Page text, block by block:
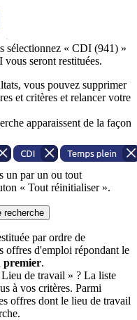
sélectionnez « CDI (941) »
seront restituées.
vous pouvez supprimer
et critères et relancer votre
apparaissent de la façon
un par un ou tout
« Tout réinitialiser ».
recherche
par ordre de
offres d'emploi répondant le
premier.
de travail » ? La liste
à vos critères. Parmi
offres dont le lieu de travail